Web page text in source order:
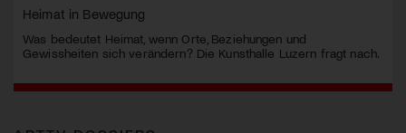
Heimat in Bewegung
Was bedeutet Heimat, wenn Orte, Beziehungen und
Gewissheiten sich verändern? Die Kunsthalle Luzern fragt nach.